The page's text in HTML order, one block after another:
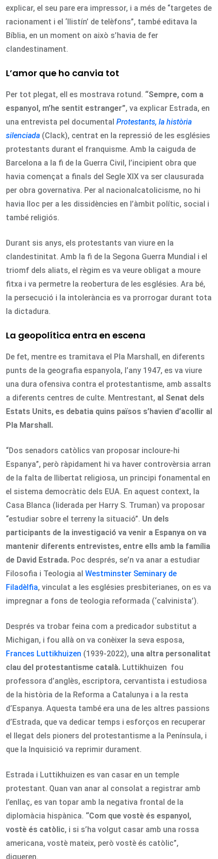
explicar, el seu pare era impressor, i a més de “targetes de
racionament i el ‘llistín’ de telèfons”, també editava la
Bíblia, en un moment on això s’havia de fer
clandestinament.
L’amor que ho canvia tot
Per tot plegat, ell es mostrava rotund. “Sempre, com a
espanyol, m’he sentit estranger”, va explicar Estrada, en
una entrevista pel documental Protestants, la història
silenciada (Clack), centrat en la repressió de les esglésies
protestants durant el franquisme. Amb la caiguda de
Barcelona a la fi de la Guerra Civil, l’incipient obra que
havia començat a finals del Segle XIX va ser clausurada
per obra governativa. Per al nacionalcatolicisme, no hi
havia lloc per a les dissidències en l’àmbit polític, social i
també religiós.
Durant sis anys, els protestants van viure en la
clandestinitat. Amb la fi de la Segona Guerra Mundial i el
triomf dels aliats, el règim es va veure obligat a moure
fitxa i va permetre la reobertura de les esglésies. Ara bé,
la persecució i la intolerància es va prorrogar durant tota
la dictadura.
La geopolítica entra en escena
De fet, mentre es tramitava el Pla Marshall, en diferents
punts de la geografia espanyola, l’any 1947, es va viure
una dura ofensiva contra el protestantisme, amb assalts
a diferents centres de culte. Mentrestant, al Senat dels
Estats Units, es debatia quins països s’havien d’acollir al
Pla Marshall.
“Dos senadors catòlics van proposar incloure-hi
Espanya”, però ràpidament hi va haver controvèrsia arran
de la falta de llibertat religiosa, un principi fonamental en
el sistema democràtic dels EUA. En aquest context, la
Casa Blanca (liderada per Harry S. Truman) va proposar
“estudiar sobre el terreny la situació”. Un dels
participants de la investigació va venir a Espanya on va
mantenir diferents entrevistes, entre ells amb la família
de David Estrada. Poc després, se’n va anar a estudiar
Filosofia i Teologia al Westminster Seminary de
Filadèlfia, vinculat a les esglésies presbiterianes, on es va
impregnar a fons de teologia reformada (‘calvinista’).
Després va trobar feina com a predicador substitut a
Michigan, i fou allà on va conèixer la seva esposa,
Frances Luttikhuizen (1939-2022), una altra personalitat
clau del protestantisme català. Luttikhuizen fou
professora d’anglès, escriptora, cervantista i estudiosa
de la història de la Reforma a Catalunya i a la resta
d’Espanya. Aquesta també era una de les altres passions
d’Estrada, que va dedicar temps i esforços en recuperar
el llegat dels pioners del protestantisme a la Península, i
que la Inquisició va reprimir durament.
Estrada i Luttikhuizen es van casar en un temple
protestant. Quan van anar al consolat a registrar amb
l’enllaç, es van topar amb la negativa frontal de la
diplomàcia hispànica. “Com que vostè és espanyol,
vostè és catòlic, i si s’ha volgut casar amb una rossa
americana, vostè mateix, però vostè és catòlic”,
digueren.